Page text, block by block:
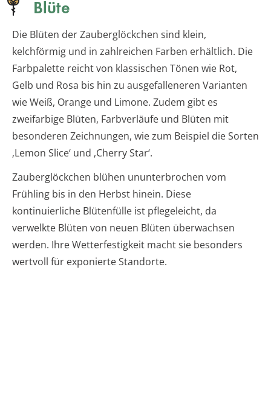
Blüte
Die Blüten der Zauberglöckchen sind klein,
kelchförmig und in zahlreichen Farben erhältlich. Die
Farbpalette reicht von klassischen Tönen wie Rot,
Gelb und Rosa bis hin zu ausgefalleneren Varianten
wie Weiß, Orange und Limone. Zudem gibt es
zweifarbige Blüten, Farbverläufe und Blüten mit
besonderen Zeichnungen, wie zum Beispiel die Sorten
‚Lemon Slice‘ und ‚Cherry Star‘.
Zauberglöckchen blühen ununterbrochen vom
Frühling bis in den Herbst hinein. Diese
kontinuierliche Blütenfülle ist pflegeleicht, da
verwelkte Blüten von neuen Blüten überwachsen
werden. Ihre Wetterfestigkeit macht sie besonders
wertvoll für exponierte Standorte.